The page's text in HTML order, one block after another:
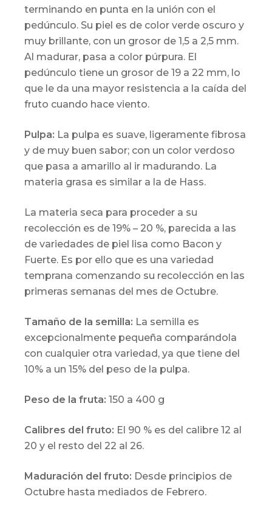
terminando en punta en la unión con el
pedúnculo. Su piel es de color verde oscuro y
muy brillante, con un grosor de 1,5 a 2,5 mm.
Al madurar, pasa a color púrpura. El
pedúnculo tiene un grosor de 19 a 22 mm, lo
que le da una mayor resistencia a la caída del
fruto cuando hace viento.
Pulpa: La pulpa es suave, ligeramente fibrosa
y de muy buen sabor; con un color verdoso
que pasa a amarillo al ir madurando. La
materia grasa es similar a la de Hass.
La materia seca para proceder a su
recolección es de 19% – 20 %, parecida a las
de variedades de piel lisa como Bacon y
Fuerte. Es por ello que es una variedad
temprana comenzando su recolección en las
primeras semanas del mes de Octubre.
Tamaño de la semilla: La semilla es
excepcionalmente pequeña comparándola
con cualquier otra variedad, ya que tiene del
10% a un 15% del peso de la pulpa.
Peso de la fruta: 150 a 400 g
Calibres del fruto: El 90 % es del calibre 12 al
20 y el resto del 22 al 26.
Maduración del fruto: Desde principios de
Octubre hasta mediados de Febrero.